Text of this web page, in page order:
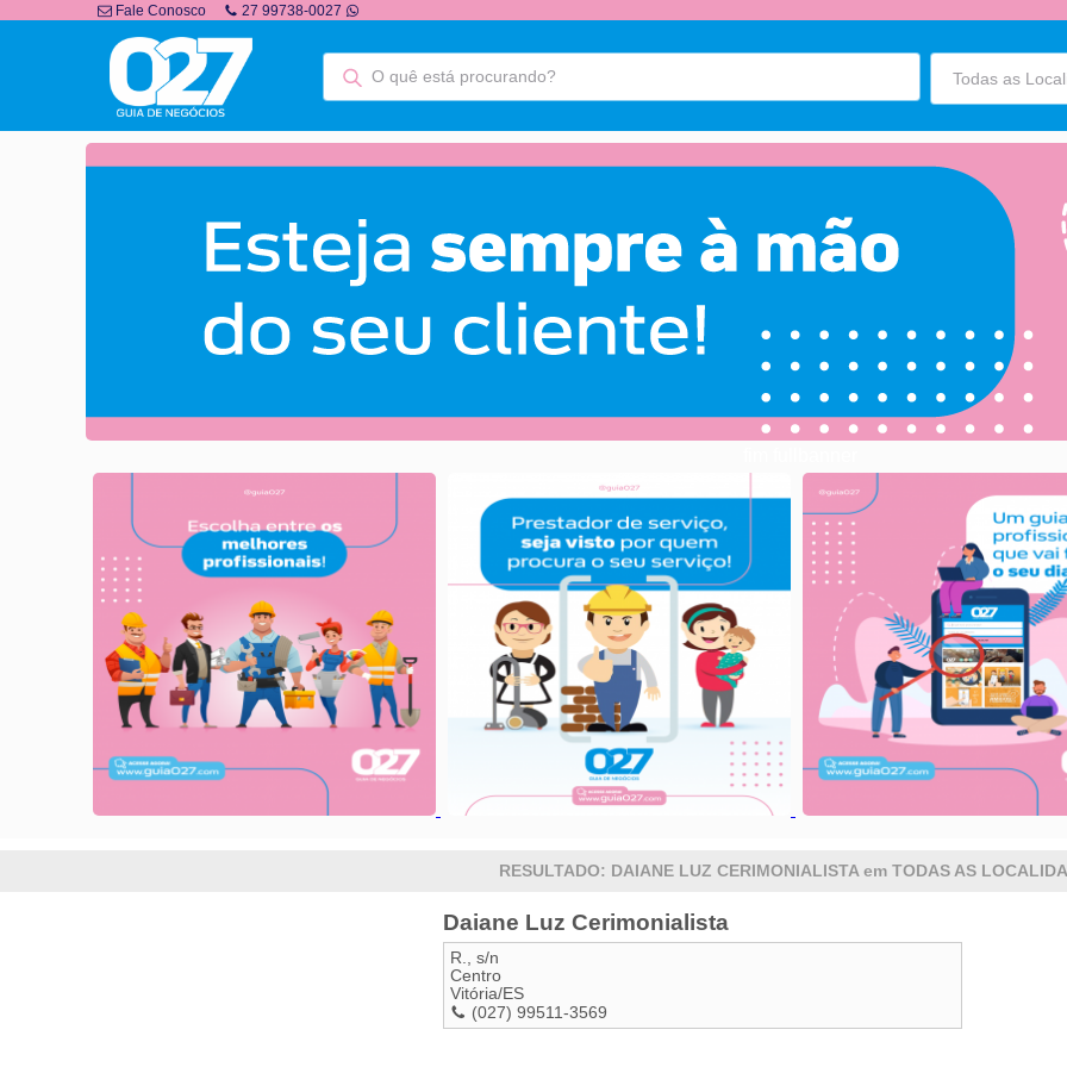
Fale Conosco 27 99738-0027
RESULTADO: DAIANE LUZ CERIMONIALISTA em TODAS AS
Daiane Luz Cerimonialista
R., s/n
Centro
Vitória/ES
(027) 99511-3569